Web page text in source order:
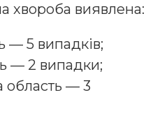
хвороба виявлена:
— 5 випадків;
— 2 випадки;
область — 3